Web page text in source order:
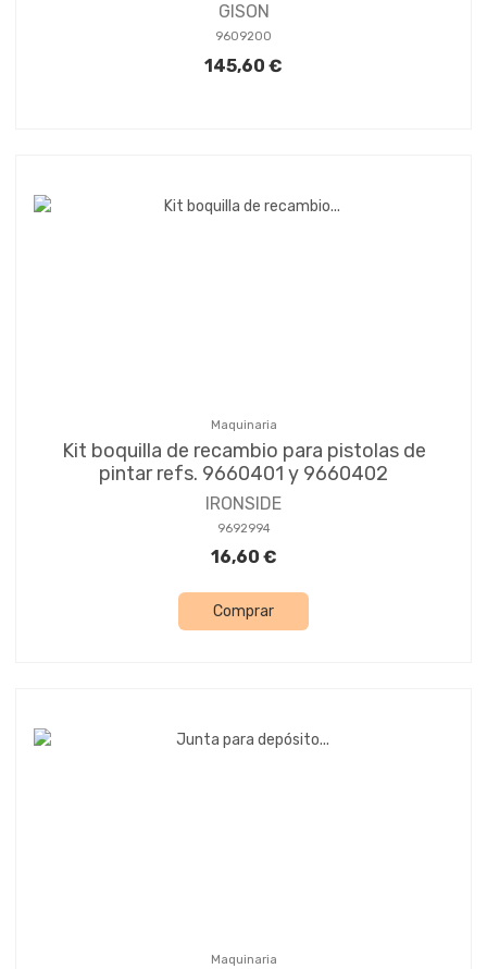
GISON
9609200
145,60 €
Maquinaria
Kit boquilla de recambio para pistolas de
pintar refs. 9660401 y 9660402
IRONSIDE
9692994
16,60 €
Comprar
Maquinaria